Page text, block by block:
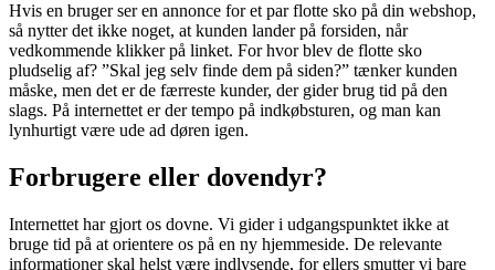
Hvis en bruger ser en annonce for et par flotte sko på din webshop,
så nytter det ikke noget, at kunden lander på forsiden, når
vedkommende klikker på linket. For hvor blev de flotte sko
pludselig af? ”Skal jeg selv finde dem på siden?” tænker kunden
måske, men det er de færreste kunder, der gider brug tid på den
slags. På internettet er der tempo på indkøbsturen, og man kan
lynhurtigt være ude ad døren igen.
Forbrugere eller dovendyr?
Internettet har gjort os dovne. Vi gider i udgangspunktet ikke at
bruge tid på at orientere os på en ny hjemmeside. De relevante
informationer skal helst være indlysende, for ellers smutter vi bare